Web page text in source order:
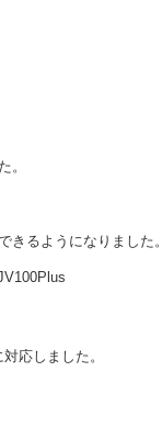
。
きるようになりました。
応しました。